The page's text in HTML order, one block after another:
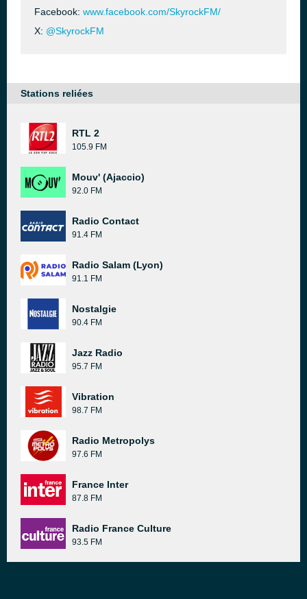
Facebook: www.facebook.com/SkyrockFM/
X: @SkyrockFM
Stations reliées
RTL 2
105.9 FM
Mouv' (Ajaccio)
92.0 FM
Radio Contact
91.4 FM
Radio Salam (Lyon)
91.1 FM
Nostalgie
90.4 FM
Jazz Radio
95.7 FM
Vibration
98.7 FM
Radio Metropolys
97.6 FM
France Inter
87.8 FM
Radio France Culture
93.5 FM